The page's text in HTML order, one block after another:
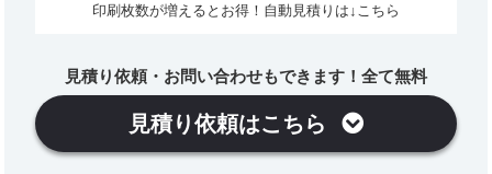
印刷枚数が増えるとお得！自動見積りは↓こちら
見積り依頼・お問い合わせもできます！全て無料
見積り依頼はこちら